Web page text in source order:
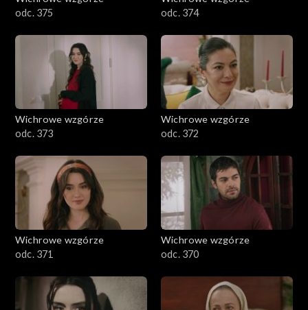
odc. 375
odc. 374
Wichrowe wzgórze
odc. 373
Wichrowe wzgórze
odc. 372
Wichrowe wzgórze
odc. 371
Wichrowe wzgórze
odc. 370